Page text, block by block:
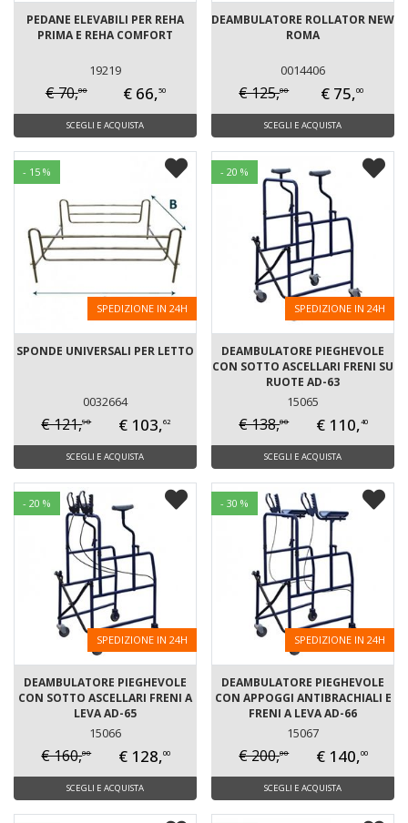
PEDANE ELEVABILI PER REHA
PRIMA E REHA COMFORT
19219
€ 70,00 € 66,50
SCEGLI E ACQUISTA
DEAMBULATORE ROLLATOR NEW
ROMA
0014406
€ 125,00 € 75,00
SCEGLI E ACQUISTA
- 15 %
SPEDIZIONE IN 24H
SPONDE UNIVERSALI PER LETTO
0032664
€ 121,90 € 103,62
SCEGLI E ACQUISTA
- 20 %
SPEDIZIONE IN 24H
DEAMBULATORE PIEGHEVOLE
CON SOTTO ASCELLARI FRENI SU
RUOTE AD-63
15065
€ 138,00 € 110,40
SCEGLI E ACQUISTA
- 20 %
SPEDIZIONE IN 24H
DEAMBULATORE PIEGHEVOLE
CON SOTTO ASCELLARI FRENI A
LEVA AD-65
15066
€ 160,00 € 128,00
SCEGLI E ACQUISTA
- 30 %
SPEDIZIONE IN 24H
DEAMBULATORE PIEGHEVOLE
CON APPOGGI ANTIBRACHIALI E
FRENI A LEVA AD-66
15067
€ 200,00 € 140,00
SCEGLI E ACQUISTA